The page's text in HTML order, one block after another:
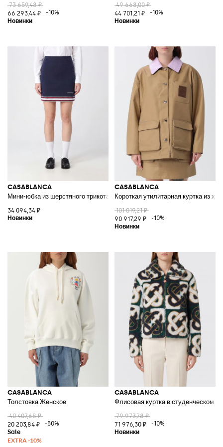
73 659,48 ₽
66 293,44 ₽
-10%
49 668,00 ₽
44 701,21 ₽
-10%
CASABLANCA
Мини-юбка из шерстяного трикотажа с высокой талией и облегающим
34 094,34 ₽
CASABLANCA
Короткая утилитарная куртка из
101 019,21 ₽
90 917,29 ₽
-10%
CASABLANCA
Толстовка Женское
40 407,68 ₽
20 203,84 ₽
-50%
CASABLANCA
Флисовая куртка в студенческом
79 973,78 ₽
71 976,30 ₽
-10%